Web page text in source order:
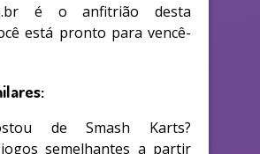
é o anfitrião desta
está pronto para vencê-
de Smash Karts?
semelhantes a partir